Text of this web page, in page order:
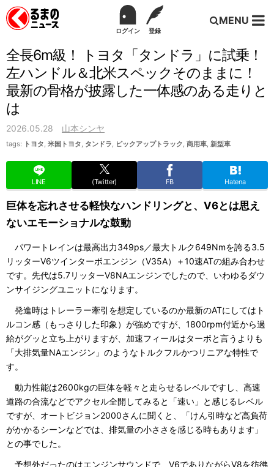
ログイン 登録
MENU
全長6m級！ トヨタ「タンドラ」に試乗！
左ハンドル＆北米スペックそのままに！
最新の骨格が披露した一体感のある走りと
は
2026.05.28 山本シンヤ
tags: トヨタ, 米国トヨタ, タンドラ, ピックアップトラック, 商用車, 新型車
LINE (Twitter) FB Hatena
巨体を忘れさせる軽快なハンドリングと、V6とは思え
ないエモーショナルな鼓動
パワートレインは最高出力349ps／最大トルク649Nmを誇る3.5
リッターV6ツインターボエンジン（V35A）＋10速ATの組み合わせ
です。先代は5.7リッターV8NAエンジンでしたので、いわゆるダウ
ンサイジングユニットになります。
発進時はトレーラー牽引を想定しているのか最新のATにしてはト
ルコン感（もっさりした印象）が強めですが、1800rpm付近から過
給がグッと立ち上がりますが、加速フィールはターボと言うよりも
「大排気量NAエンジン」のようなトルクフルかつリニアな特性で
す。
動力性能は2600kgの巨体を軽々と走らせるレベルですし、高速
道路の合流などでアクセル全開してみると「速い」と感じるレベル
ですが、オートビジョン2000さんに聞くと、「けん引時など高負荷
がかかるシーンなどでは、排気量の小ささを感じる時もあります」
との事でした。
予想外だったのはエンジンサウンドで、V6でありながらV8を彷彿